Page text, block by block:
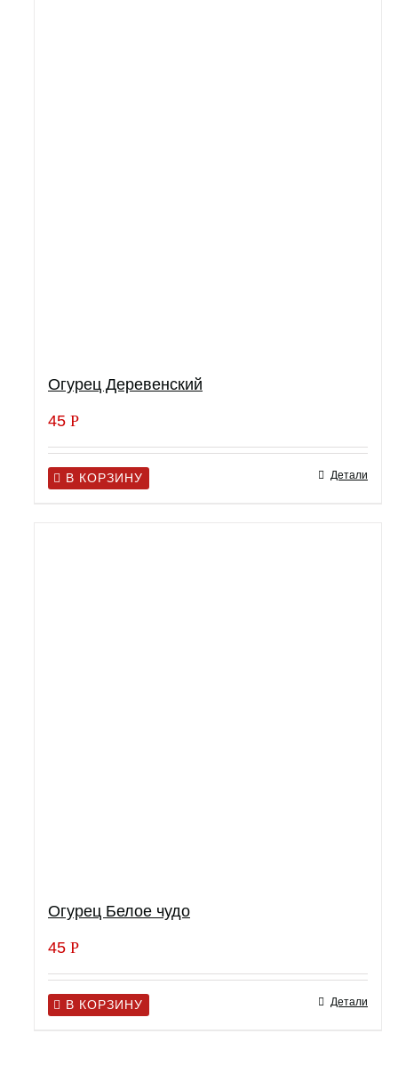
Огурец Деревенский
45 Р
В КОРЗИНУ Детали
Огурец Белое чудо
45 Р
В КОРЗИНУ Детали